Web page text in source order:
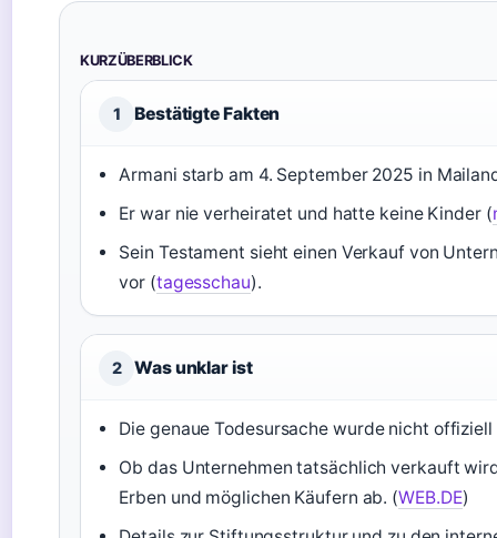
KURZÜBERBLICK
1 Bestätigte Fakten
Armani starb am 4. September 2025 in
Er war nie verheiratet und hatte keine Kinder (
Sein Testament sieht einen Verkauf von
vor (tagesschau).
2 Was unklar ist
Die genaue Todesursache wurde nicht
Ob das Unternehmen tatsächlich verkauft
Erben und möglichen Käufern ab. (WEB.DE)